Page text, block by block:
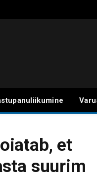
et
suurim